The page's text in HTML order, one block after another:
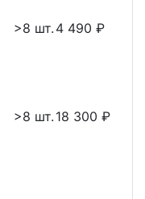
>8 шт. 4 490 ₽
>8 шт. 18 300 ₽